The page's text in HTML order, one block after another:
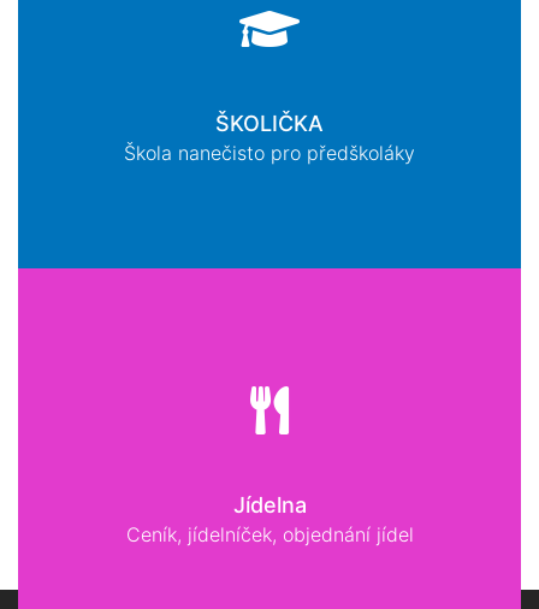
ŠKOLIČKA
Škola nanečisto pro předškoláky
Jídelna
Ceník, jídelníček, objednání jídel